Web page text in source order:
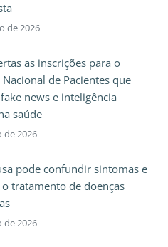
de 2026
as inscrições para o
de Pacientes que
news e inteligência
saúde
de 2026
pode confundir sintomas e
tratamento de doenças
de 2026